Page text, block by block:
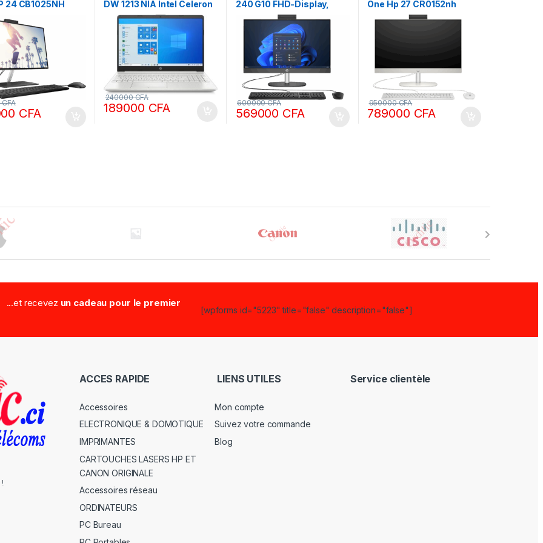
24 CB1025NH
Ram 1To SSD
pouces, non
génération
CFA
CFA
DW 1213 NIA Intel Celeron
12th Gen 4Go Ram 512Go
SSD Windows 10 Pro
Ecran 15,6″
189000 CFA
240000CFA
240 G10 FHD-Display,
Intel i5-1335U, 8GB RAM,
512GB SSD écran 24
pouces
569000 CFA
600000CFA
One Hp 27 CR0152nh
CR0153nh Intel Core i7
789000 CFA
950000CFA
...et recevez un cadeau pour le premier
[wpforms id="5223" title="false" description="false"]
ACCES RAPIDE
Accessoires
ELECTRONIQUE & DOMOTIQUE
IMPRIMANTES
CARTOUCHES LASERS HP ET
CANON ORIGINALE
Accessoires réseau
ORDINATEURS
PC Bureau
LIENS UTILES
Mon compte
Suivez votre commande
Blog
Service clientèle